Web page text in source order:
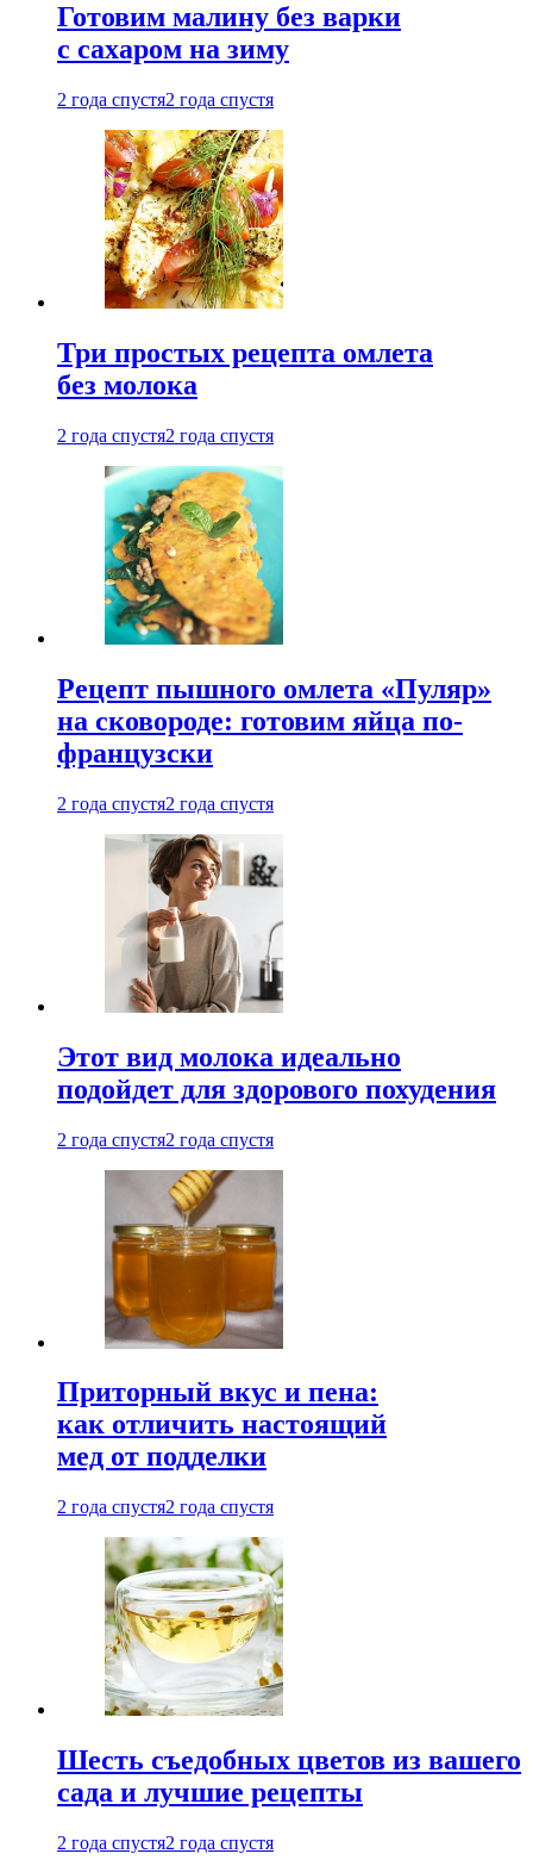
Готовим малину без варки
с сахаром на зиму
2 года спустя2 года спустя
Три простых рецепта омлета
без молока
2 года спустя2 года спустя
Рецепт пышного омлета «Пуляр»
на сковороде: готовим яйца по-
французски
2 года спустя2 года спустя
Этот вид молока идеально
подойдет для здорового похудения
2 года спустя2 года спустя
Приторный вкус и пена:
как отличить настоящий
мед от подделки
2 года спустя2 года спустя
Шесть съедобных цветов из вашего
сада и лучшие рецепты
2 года спустя2 года спустя